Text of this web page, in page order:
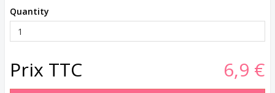
Quantity
Prix TTC 6,9 €